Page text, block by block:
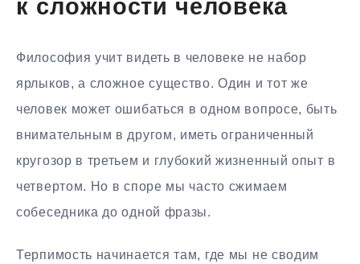
к сложности человека
Философия учит видеть в человеке не набор
ярлыков, а сложное существо. Один и тот же
человек может ошибаться в одном вопросе, быть
внимательным в другом, иметь ограниченный
кругозор в третьем и глубокий жизненный опыт в
четвертом. Но в споре мы часто сжимаем
собеседника до одной фразы.
Терпимость начинается там, где мы не сводим